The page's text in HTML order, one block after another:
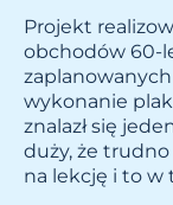
Projekt
obchodów 60-
wykonanie
znalazł się
duży, że
na lekcję i to w